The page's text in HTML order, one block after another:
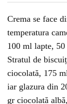
Crema se face
temperatura
100 ml lapte,
Stratul de
ciocolată, 175
iar glazura din
gr ciocolată